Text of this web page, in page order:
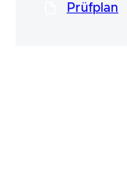
Prüfplan